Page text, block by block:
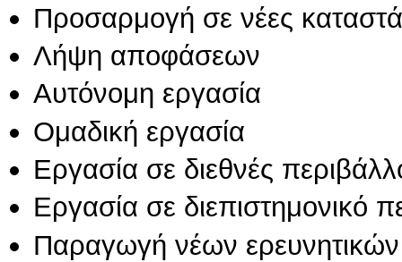
Προσαρμογή σε νέες
Λήψη αποφάσεων
Αυτόνομη εργασία
Ομαδική εργασία
Εργασία σε διεθνές
Εργασία σε διεπιστημονικό
Παραγωγή νέων